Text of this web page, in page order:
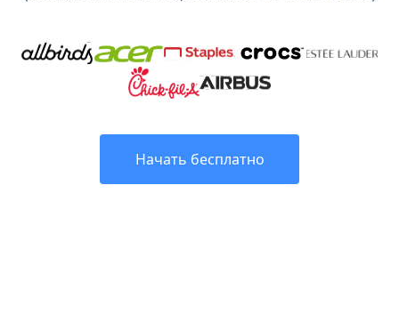
Начать бесплатно